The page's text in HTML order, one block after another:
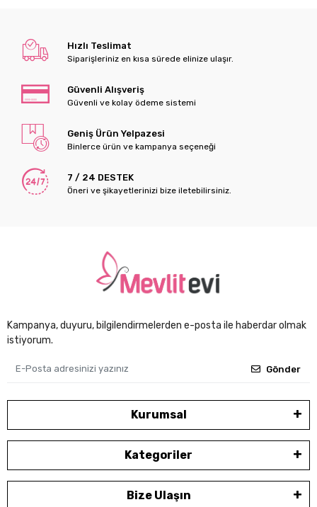
Hızlı Teslimat
Siparişleriniz en kısa sürede elinize ulaşır.
Güvenli Alışveriş
Güvenli ve kolay ödeme sistemi
Geniş Ürün Yelpazesi
Binlerce ürün ve kampanya seçeneği
7 / 24 DESTEK
Öneri ve şikayetlerinizi bize iletebilirsiniz.
Kampanya, duyuru, bilgilendirmelerden e-posta ile haberdar olmak
istiyorum.
Gönder
Kurumsal
Kategoriler
Bize Ulaşın